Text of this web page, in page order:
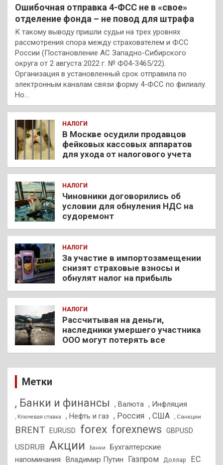
Ошибочная отправка 4-ФСС не в «свое»
отделение фонда – не повод для штрафа
К такому выводу пришли судьи на трех уровнях
рассмотрения спора между страхователем и ФСС
России (Постановление АС Западно-Сибирского
округа от 2 августа 2022 г. № Ф04-3465/22).
Организация в установленный срок отправила по
электронным каналам связи форму 4-ФСС по филиалу.
Но…
НАЛОГИ
В Москве осудили продавцов
фейковых кассовых аппаратов
для ухода от налогового учета
НАЛОГИ
Чиновники договорились об
условии для обнуления НДС на
судоремонт
НАЛОГИ
За участие в импортозамещении
снизят страховые взносы и
обнулят налог на прибыль
НАЛОГИ
Рассчитывая на деньги,
наследники умершего участника
ООО могут потерять все
Метки
, Банки и финансы , Валюта , Инфляция
, Ключевая ставка , Нефть и газ , Россия , США , Санкции
BRENT EURUSD forex forexnews GBPUSD
USDRUB Акции Банки
Бухгалтерские
напоминания
Владимир Путин Газпром Доллар ЕС